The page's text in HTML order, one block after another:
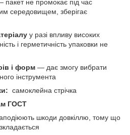
пакет не промокає під час
середовищем, зберігає
у разі впливу високих
і герметичність упаковки не
і форм — дає змогу вибрати
інструмента
самоклейна стрічка
ГОСТ
шкоди довкіллю, тому що